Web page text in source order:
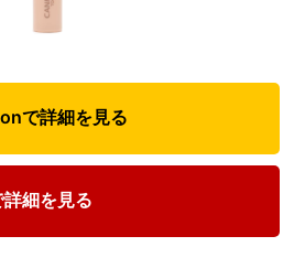
で詳細を見る
細を見る